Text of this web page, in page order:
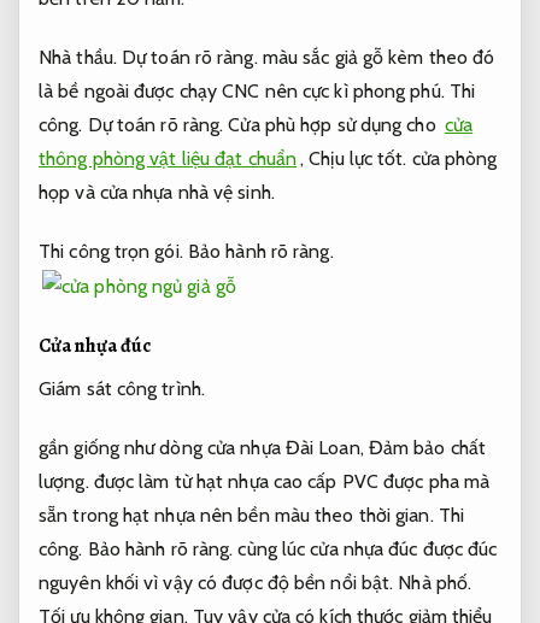
Nhà thầu. Dự toán rõ ràng.màu sắc giả gỗ kèm theo đó
là bề ngoài được chạy CNC nên cực kì phong phú. Thi
công. Dự toán rõ ràng. Cửa phù hợp sử dụng cho cửa
thông phòng vật liệu đạt chuẩn,Chịu lực tốt. cửa phòng
họp và cửa nhựa nhà vệ sinh.
Thi công trọn gói. Bảo hành rõ ràng.
Cửa nhựa đúc
Giám sát công trình.
gần giống như dòng cửa nhựa Đài Loan, Đảm bảo chất
lượng. được làm từ hạt nhựa cao cấp PVC được pha mà
sẵn trong hạt nhựa nên bền màu theo thời gian. Thi
công. Bảo hành rõ ràng. cùng lúc cửa nhựa đúc được đúc
nguyên khối vì vậy có được độ bền nổi bật. Nhà phố.
Tối ưu không gian. Tuy vậy cửa có kích thước giảm thiểu